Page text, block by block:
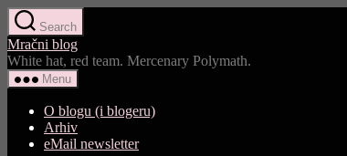
Skip
to
the
content
Search
Mračni blog
White hat, red team. Mercenary Polymath.
Menu
O blogu (i blogeru)
Arhiv
eMail newsletter